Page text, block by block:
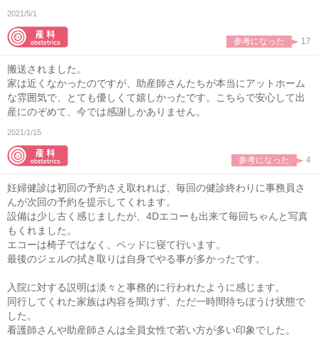
2021/5/1
参考になった 17
搬送されました。
家は近くなかったのですが、助産師さんたちが本当にアットホーム
な雰囲気で、とても優しくて嬉しかったです。こちらで安心して出
産にのぞめて、今では感謝しかありません。
2021/1/15
参考になった 4
妊婦健診は初回の予約さえ取れれば、毎回の健診終わりに事務員さ
んが次回の予約を提示してくれます。
設備は少し古く感じましたが、4Dエコーも出来て毎回ちゃんと写真
もくれました。
エコーは椅子ではなく、ベッドに寝て行います。
最後のジェルの拭き取りは自身でやる事が多かったです。
入院に対する説明は淡々と事務的に行われたように感じます。
同行してくれた家族は内容を聞けず、ただ一時間待ちぼうけ状態で
した。
看護師さんや助産師さんは全員女性で若い方が多い印象でした。